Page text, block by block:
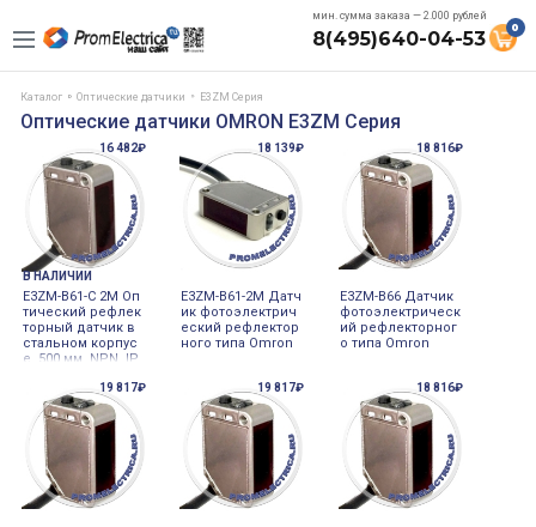
мин. сумма заказа — 2.000 рублей
8(495)640-04-53 0
Каталог Оптические датчики E3ZM Серия
Оптические датчики OMRON E3ZM Серия
16 482₽
В НАЛИЧИИ
E3ZM-B61-C 2M Оп
тический рефлек
торный датчик в
стальном корпус
е, 500 мм, NPN, IP
18 139₽
E3ZM-B61-2M Датч
ик фотоэлектрич
еский рефлектор
ного типа Omron
18 816₽
E3ZM-B66 Датчик
фотоэлектрическ
ий рефлекторног
о типа Omron
19 817₽ 19 817₽ 18 816₽